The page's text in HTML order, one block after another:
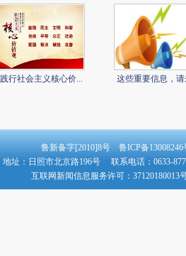
践行社会主义核心价... 这些重要信息，请
鲁新备字[2010]8号 鲁ICP备
地址：日照市北京路196号 联系电话：0633-
互联网新闻信息服务许可：